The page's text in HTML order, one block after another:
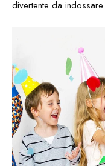
divertente da indossare.